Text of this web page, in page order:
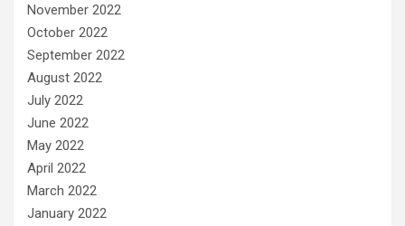
November 2022
October 2022
September 2022
August 2022
July 2022
June 2022
May 2022
April 2022
March 2022
January 2022